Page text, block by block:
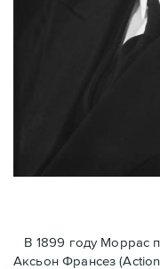
В 1899 году Моррас
Аксьон Франсез